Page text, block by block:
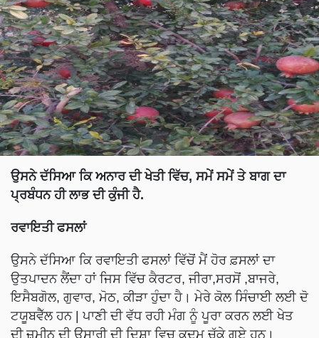
ਉਸਨੇ ਦੱਸਿਆ ਕਿ ਅਨਾਰ ਦੀ ਖੇਤੀ ਵਿੱਚ,ਸਮੇਂ ਸਮੇਂ ਤੇ ਬਾਗ ਦਾ
ਪ੍ਰਬੰਧਨ ਹੀ ਲਾਭ ਦੀ ਕੁੰਜੀ ਹੈ.
ਰਵਾਇਤੀ ਫਸਲਾਂ
ਉਸਨੇ ਦੱਸਿਆ ਕਿ ਰਵਾਇਤੀ ਫਸਲਾਂ ਵਿੱਚੋਂ ਮੈਂ ਹੋਰ ਫ਼ਸਲਾਂ ਦਾ
ਉਤਪਾਦਨ ਲੈਂਦਾ ਹਾਂ ਜਿਸ ਵਿੱਚ ਕੈਰਟਰ, ਜੀਰਾ,ਸਰਸੋਂ ,ਬਾਜਰੇ,
ਇਸੈਬਗੋਲ, ਗੁਵਾਰ, ਮੋਠ, ਕੀੜਾ ਹੁੰਦਾ ਹੈ। ਮੇਰੇ ਕੋਲ ਸਿੰਚਾਈ ਲਈ ਦੋ
ਟਯੂਬਵੈੱਲ ਹਨ | ਪਾਣੀ ਦੀ ਵੱਧ ਰਹੀ ਮੰਗ ਨੂੰ ਪੂਰਾ ਕਰਨ ਲਈ ਖੇਤ
ਦੀ ਜ਼ਮੀਨ ਦੀ ਉਸਾਰੀ ਦੀ ਦਿਸ਼ਾ ਵਿਚ ਕਦਮ ਚੁੱਕੇ ਗਏ ਹਨ।